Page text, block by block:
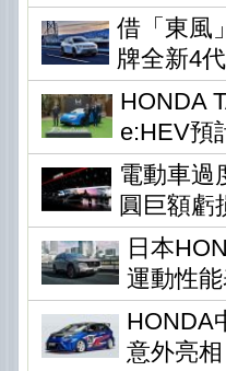
借「東風
牌全新4
HONDA
e:HEV預
電動車過
圓巨額虧
日本
運動性
HONDA
意外亮相